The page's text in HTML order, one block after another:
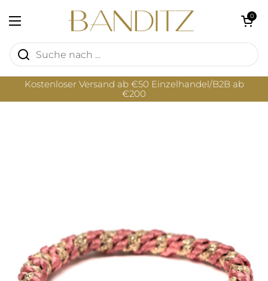
Menü öffnen
Warenkorb
0
Kostenloser Versand ab €50 Einzelhandel/B2B ab
€200